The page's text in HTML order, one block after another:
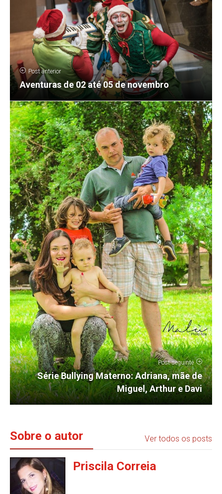
Post anterior
Aventuras de 02 até 05 de novembro
Post seguinte
Série Bullying Materno: Adriana, mãe de
Miguel, Arthur e Davi
Sobre o autor Ver todos os posts
Priscila Correia